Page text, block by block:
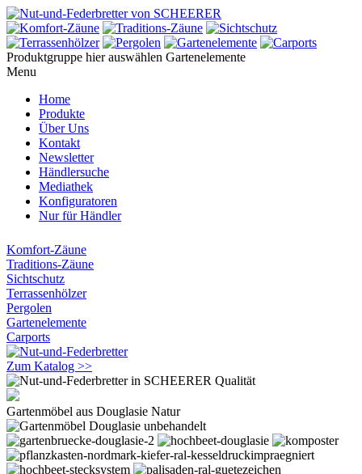
Produktgruppe hier auswählen Gartenelemente
Menu
Home
Produkte
Über Uns
Kontakt
Newsletter
Händlersuche
Mediathek
Konfiguratoren
Nur für Händler
Komfort-Zäune
Traditions-Zäune
Sichtschutz
Terrassenhölzer
Pergolen
Gartenelemente
Carports
Zum Katalog >>
Gartenmöbel aus Douglasie Natur